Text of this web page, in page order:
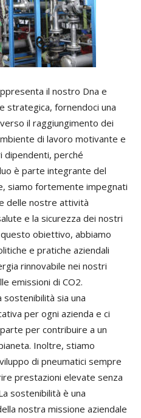
il nostro Dna e
strategica, fornendoci una
il raggiungimento dei
di lavoro motivante e
perché
è parte integrante del
siamo fortemente impegnati
delle nostre attività
e la sicurezza dei nostri
obiettivo, abbiamo
e pratiche aziendali
rinnovabile nei nostri
emissioni di CO2.
sia una
per ogni azienda e ci
per contribuire a un
Inoltre, stiamo
di pneumatici sempre
prestazioni elevate senza
sostenibilità è una
nostra missione aziendale